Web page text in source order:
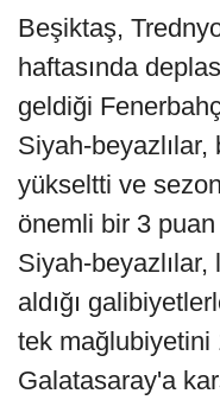
Beşiktaş,
haftasında
geldiği
Siyah-beyazlılar,
yükseltti ve
önemli bir 3 puan
Siyah-
aldığı
tek mağlubiyetini
Galatasaray'a